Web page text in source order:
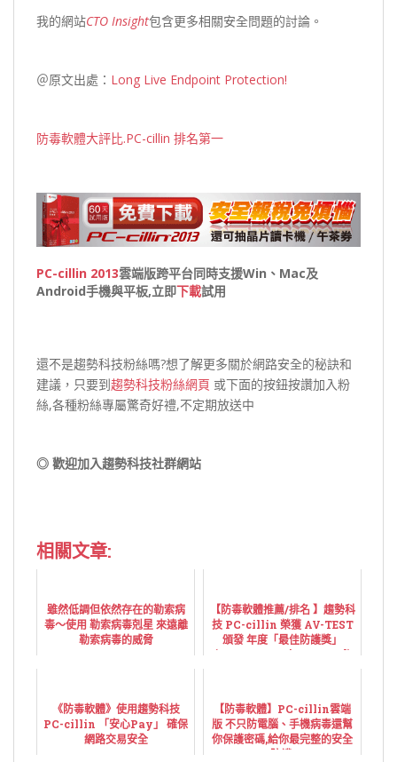
我的網站CTO Insight包含更多相關安全問題的討論。
＠原文出處： Long Live Endpoint Protection!
防毒軟體大評比.PC-cillin 排名第一
PC-cillin 2013雲端版跨平台同時支援Win、Mac及
Android手機與平板,立即下載試用
還不是趨勢科技粉絲嗎?想了解更多關於網路安全的秘訣和
建議，只要到趨勢科技粉絲網頁 或下面的按鈕按讚加入粉
絲,各種粉絲專屬驚奇好禮,不定期放送中
◎ 歡迎加入趨勢科技社群網站
相關文章:
雖然低調但依然存在的勒索病
毒～使用 勒索病毒剋星 來遠離
勒索病毒的威脅
【防毒軟體推薦/排名 】趨勢科
技 PC-cillin 榮獲 AV-TEST
頒發 年度「最佳防護獎」
(Best Protection Award)
《防毒軟體》使用趨勢科技
PC-cillin 「安心Pay」 確保
網路交易安全
【防毒軟體】PC-cillin雲端
版 不只防電腦、手機病毒還幫
你保護密碼,給你最完整的安全
防護!